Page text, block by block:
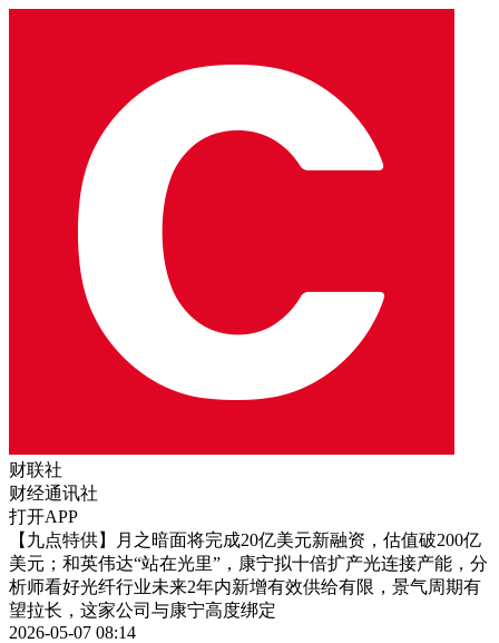
财联社
财经通讯社
打开APP
【九点特供】月之暗面将完成20亿美元新融资，估值破200亿
美元；和英伟达“站在光里”，康宁拟十倍扩产光连接产能，分
析师看好光纤行业未来2年内新增有效供给有限，景气周期有
望拉长，这家公司与康宁高度绑定
2026-05-07 08:14